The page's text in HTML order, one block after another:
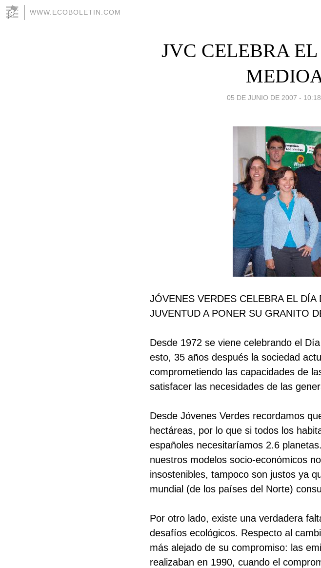
WWW.ECOBOLETIN.COM
JVC CELEBRA
05 DE JUNIO DE 2007 - 10:18
JÓVENES VERDES CELEBRA EL
JUVENTUD A PONER SU GRANITO
Desde 1972 se viene celebrando el
esto, 35 años después la sociedad
comprometiendo las capacidades de
satisfacer las necesidades de las
Desde Jóvenes Verdes recordamos
hectáreas, por lo que si todos los
españoles necesitaríamos 2.6
nuestros modelos socio-económicos
insostenibles, tampoco son justos ya
mundial (de los países del Norte)
Por otro lado, existe una verdadera
desafíos ecológicos. Respecto al
más alejado de su compromiso: las
realizaban en 1990, cuando el